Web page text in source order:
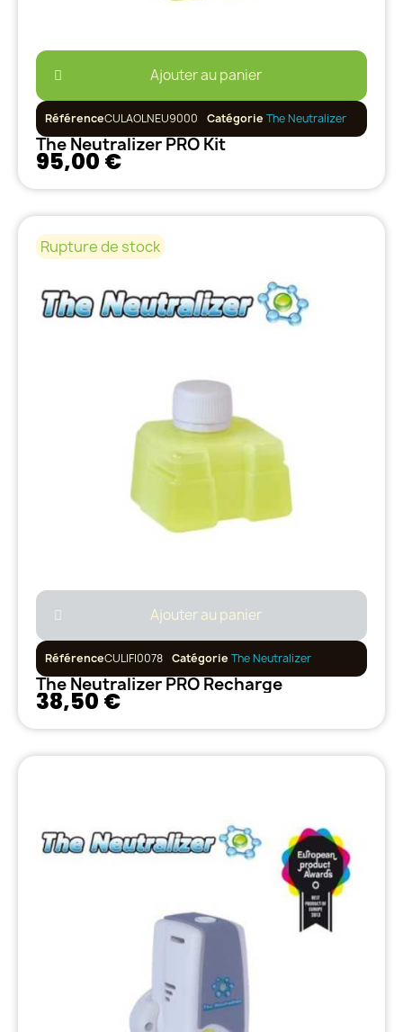
Ajouter au panier
RéférenceCULAOLNEU9000 Catégorie The Neutralizer
The Neutralizer PRO Kit
95,00 €
Rupture de stock
Ajouter au panier
RéférenceCULIFI0078 Catégorie The Neutralizer
The Neutralizer PRO Recharge
38,50 €